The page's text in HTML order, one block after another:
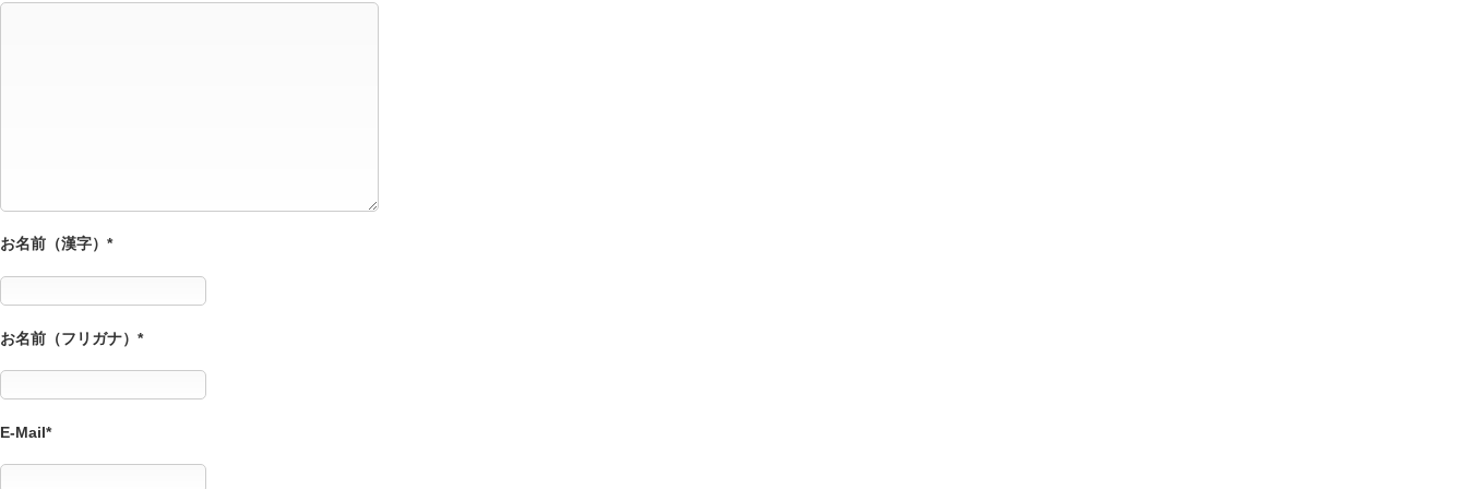
お名前（漢字）*
お名前（フリガナ）*
E-Mail*